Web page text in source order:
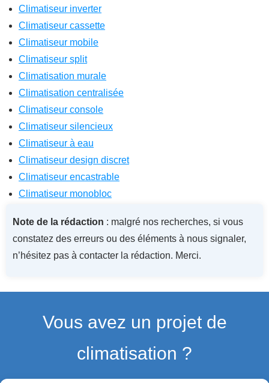
Climatiseur inverter
Climatiseur cassette
Climatiseur mobile
Climatiseur split
Climatisation murale
Climatisation centralisée
Climatiseur console
Climatiseur silencieux
Climatiseur à eau
Climatiseur design discret
Climatiseur encastrable
Climatiseur monobloc
Note de la rédaction : malgré nos recherches, si vous
constatez des erreurs ou des éléments à nous signaler,
n’hésitez pas à contacter la rédaction. Merci.
Vous avez un projet de
climatisation ?